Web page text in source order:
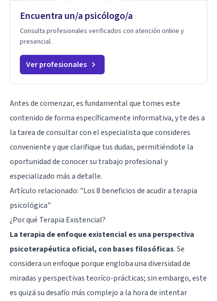
Encuentra un/a psicólogo/a
Consulta profesionales verificados con atención online y
presencial.
Ver profesionales
Antes de comenzar, es fundamental que tomes este
contenido de forma específicamente informativa, y te des a
la tarea de consultar con el especialista que consideres
conveniente y que clarifique tus dudas, permitiéndote la
oportunidad de conocer su trabajo profesional y
especializado más a detalle.
Artículo relacionado: "Los 8 beneficios de acudir a terapia
psicológica"
¿Por qué Terapia Existencial?
La terapia de enfoque existencial es una perspectiva
psicoterapéutica oficial, con bases filosóficas. Se
considera un enfoque porque engloba una diversidad de
miradas y perspectivas teoríco-prácticas; sin embargo, este
es quizá su desafío más complejo a la hora de intentar